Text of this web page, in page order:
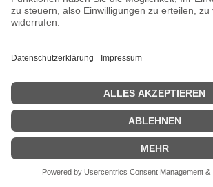
Ihr Unternehmen
Ihre Frage *